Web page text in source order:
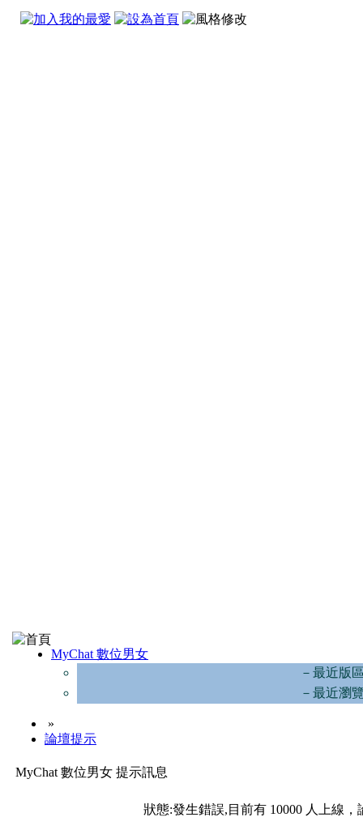
MyChat 數位男女
－最近版
－最近瀏
»
論壇提示
MyChat 數位男女 提示訊息
狀態:發生錯誤,目前有 10000 人上線